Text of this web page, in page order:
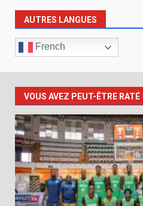
AUTRES LANGUES
French
VOUS AVEZ PEUT-ÊTRE RATÉ